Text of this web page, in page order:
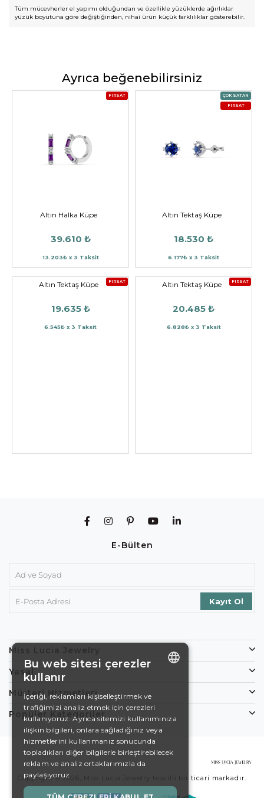
Tüm mücevherler el yapımı olduğundan ve özellikle yüzüklerde ağırlıklar
yüzük boyutuna göre değiştiğinden, nihai ürün küçük farklılıklar gösterebilir.
Ayrıca beğenebilirsiniz
FIRSAT
Altın Halka Küpe
39.610 ₺
13.203₺ x 3 Taksit
ÇOK SATAN
FIRSAT
Altın Tektaş Küpe
18.530 ₺
6.177₺ x 3 Taksit
FIRSAT
Altın Tektaş Küpe
19.635 ₺
6.545₺ x 3 Taksit
FIRSAT
Altın Tektaş Küpe
20.485 ₺
6.828₺ x 3 Taksit
E-Bülten
Miss Lucia Jewelry
Yasal
Müşteri Hizmetleri
Popüler Kategoriler
Copyright © 2026, Miss Lucia Jewelry tescilli bir ticari markadır.
DE
EN
SWEDISH
TURKISH
Bu web sitesi çerezler
kullanır
İçeriği, reklamları kişiselleştirmek ve
trafiğimizi analiz etmek için çerezleri
kullanıyoruz. Ayrıca sitemizi kullanımınıza
ilişkin bilgileri, onlara sağladığınız veya
hizmetlerini kullanmanız sonucunda
topladıkları diğer bilgilerle birleştirebilecek
reklam ve analiz ortaklarımızla da
paylaşıyoruz.